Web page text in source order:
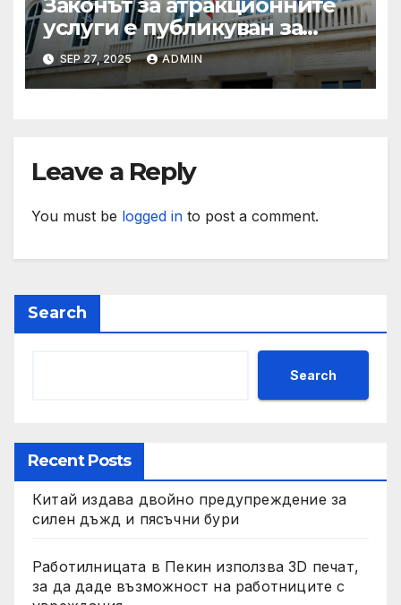
услуги е публикуван за
обществено обсъждане
SEP 27, 2025 ADMIN
Leave a Reply
You must be logged in to post a comment.
Search
Search
Recent Posts
Китай издава двойно предупреждение за
силен дъжд и пясъчни бури
Работилницата в Пекин използва 3D печат,
за да даде възможност на работниците с